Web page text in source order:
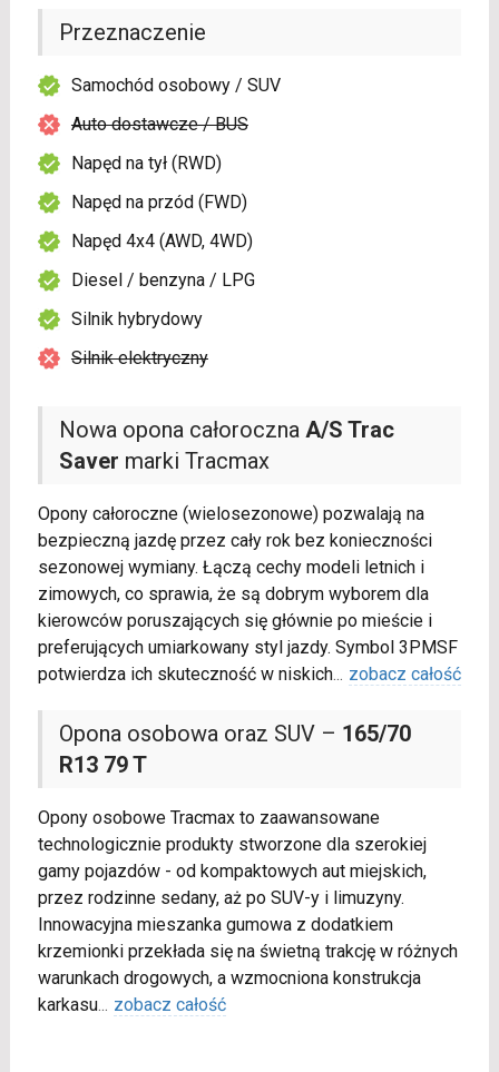
Nowa opona całoroczna A/S Trac
Saver marki Tracmax
Opony całoroczne (wielosezonowe) pozwalają na
bezpieczną jazdę przez cały rok bez konieczności
sezonowej wymiany. Łączą cechy modeli letnich i
zimowych, co sprawia, że są dobrym wyborem dla
kierowców poruszających się głównie po mieście i
preferujących umiarkowany styl jazdy. Symbol 3PMSF
potwierdza ich skuteczność w niskich... zobacz całość
Opona osobowa oraz SUV – 165/70
R13 79 T
Opony osobowe Tracmax to zaawansowane
technologicznie produkty stworzone dla szerokiej
gamy pojazdów - od kompaktowych aut miejskich,
przez rodzinne sedany, aż po SUV-y i limuzyny.
Innowacyjna mieszanka gumowa z dodatkiem
krzemionki przekłada się na świetną trakcję w różnych
warunkach drogowych, a wzmocniona konstrukcja
karkasu... zobacz całość
Przeznaczenie
Samochód osobowy / SUV
Auto dostawcze / BUS
Napęd na tył (RWD)
Napęd na przód (FWD)
Napęd 4x4 (AWD, 4WD)
Diesel / benzyna / LPG
Silnik hybrydowy
Silnik elektryczny